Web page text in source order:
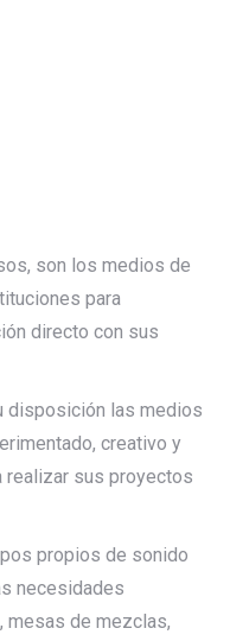
son los medios de
para
directo con sus
disposición las medios
creativo y
realizar sus proyectos
propios de sonido
necesidades
de mezclas,